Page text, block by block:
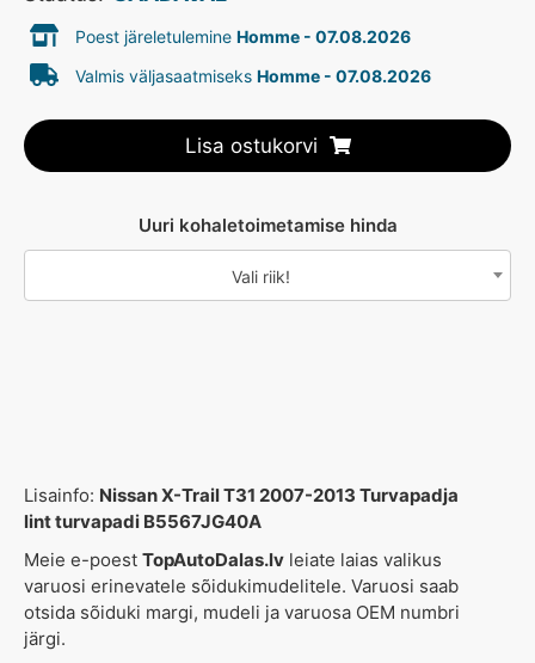
Poest järeletulemine Homme - 07.08.2026
Valmis väljasaatmiseks Homme - 07.08.2026
Lisa ostukorvi
Uuri kohaletoimetamise hinda
Vali riik!
Lisainfo: Nissan X-Trail T31 2007-2013 Turvapadja
lint turvapadi B5567JG40A
Meie e-poest TopAutoDalas.lv leiate laias valikus
varuosi erinevatele sõidukimudelitele. Varuosi saab
otsida sõiduki margi, mudeli ja varuosa OEM numbri
järgi.